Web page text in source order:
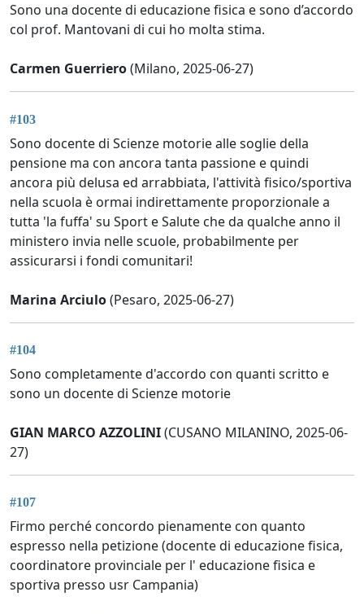
Sono una docente di educazione fisica e sono d’accordo
col prof. Mantovani di cui ho molta stima.
Carmen Guerriero(Milano, 2025-06-27)
#103
Sono docente di Scienze motorie alle soglie della
pensione ma con ancora tanta passione e quindi
ancora più delusa ed arrabbiata, l'attività fisico/sportiva
nella scuola è ormai indirettamente proporzionale a
tutta 'la fuffa' su Sport e Salute che da qualche anno il
ministero invia nelle scuole, probabilmente per
assicurarsi i fondi comunitari!
Marina Arciulo(Pesaro, 2025-06-27)
#104
Sono completamente d'accordo con quanti scritto e
sono un docente di Scienze motorie
GIAN MARCO AZZOLINI(CUSANO MILANINO, 2025-06-
27)
#107
Firmo perché concordo pienamente con quanto
espresso nella petizione (docente di educazione fisica,
coordinatore provinciale per l' educazione fisica e
sportiva presso usr Campania)